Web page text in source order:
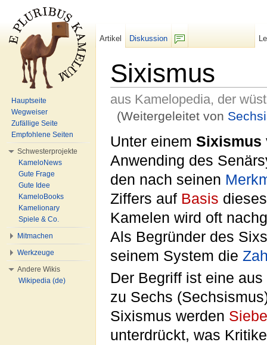
Sixismus
aus Kamelopedia, der
(Weitergeleitet von
Unter einem Sixismus
Anwending des
den nach seinen
Ziffers auf Basis
Kamelen wird oft
Als Begründer des
seinem System die
Der Begriff ist eine
zu Sechs
Sixismus werden
unterdrückt, was
Artikel
Diskussion
Hauptseite
Wegweiser
Zufällige Seite
Empfohlene Seiten
Schwesterprojekte
KameloNews
Gute Frage
Gute Idee
KameloBooks
Kamelionary
Spiele & Co.
Mitmachen
Werkzeuge
Andere Wikis
Wikipedia (de)